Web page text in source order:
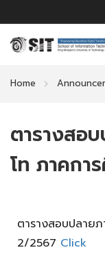
Home
ตารางสอ
โท ภาคกา
ตารางสอบปลาย
2/2567 Click